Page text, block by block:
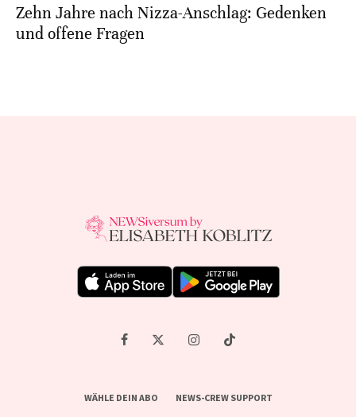
Zehn Jahre nach Nizza-Anschlag: Gedenken
und offene Fragen
WÄHLE DEIN ABO NEWS-CREW SUPPORT